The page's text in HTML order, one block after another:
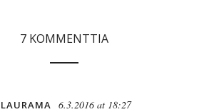
7 KOMMENTTIA
LAURAMA
6.3.2016 at 18:27